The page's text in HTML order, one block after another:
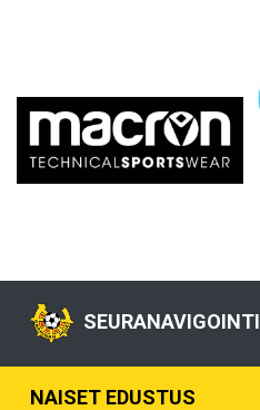
SEURANAVIGOINTI
NAISET EDUSTUS